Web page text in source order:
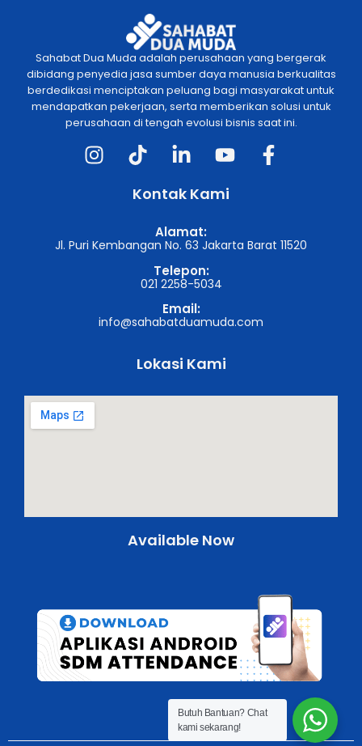
Sahabat Dua Muda adalah perusahaan yang bergerak
dibidang penyedia jasa sumber daya manusia berkualitas
berdedikasi menciptakan peluang bagi masyarakat untuk
mendapatkan pekerjaan, serta memberikan solusi untuk
perusahaan di tengah evolusi bisnis saat ini.
Kontak Kami
Alamat:
Jl. Puri Kembangan No. 63 Jakarta Barat 11520
Telepon:
021 2258-5034
Email:
info@sahabatduamuda.com
Lokasi Kami
Available Now
Butuh Bantuan? Chat
kami sekarang!